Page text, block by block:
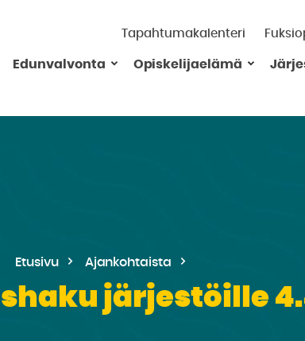
Tapahtumakalenteri
Edunvalvonta Opiskelijaelämä
Etusivu Ajankohtaista
järjestöille